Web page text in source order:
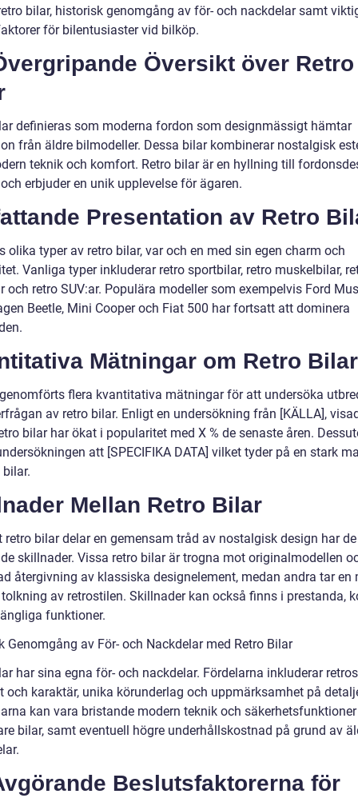
bilar, historisk genomgång av för- och nackdelar samt
för bilentusiaster vid bilköp.
Översikt över Retro
definieras som moderna fordon som designmässigt hämtar
från äldre bilmodeller. Dessa bilar kombinerar nostalgisk
teknik och komfort. Retro bilar är en hyllning till
erbjuder en unik upplevelse för ägaren.
Presentation av Retro
olika typer av retro bilar, var och en med sin egen charm och
Vanliga typer inkluderar retro sportbilar, retro muskelbilar,
och retro SUV:ar. Populära modeller som exempelvis Ford
Beetle, Mini Cooper och Fiat 500 har fortsatt att dominera
Mätningar om Retro Bilar
flera kvantitativa mätningar för att undersöka
av retro bilar. Enligt en undersökning från [KÄLLA],
bilar har ökat i popularitet med X % de senaste åren.
att [SPECIFIKA DATA] vilket tyder på en stark
Mellan Retro Bilar
retro bilar delar en gemensam tråd av nostalgisk design har
skillnader. Vissa retro bilar är trogna mot originalmodellen
återgivning av klassiska designelement, medan andra tar en
av retrostilen. Skillnader kan också finns i prestanda,
funktioner.
Genomgång av För- och Nackdelar med Retro Bilar
har sina egna för- och nackdelar. Fördelarna inkluderar
och karaktär, unika körunderlag och uppmärksamhet på
kan vara bristande modern teknik och
bilar, samt eventuell högre underhållskostnad på grund av
Beslutsfaktorerna för